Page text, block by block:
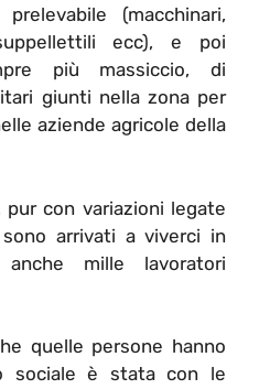
(macchinari,
ecc), e poi
più massiccio, di
giunti nella zona per
aziende agricole della
con variazioni legate
arrivati a viverci in
anche mille lavoratori
quelle persone hanno
sociale è stata con le